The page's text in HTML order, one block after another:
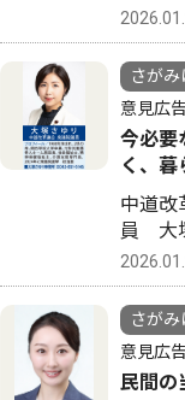
さが
意見広
今必要
く、
中道
員 大
さが
意見広
民間の